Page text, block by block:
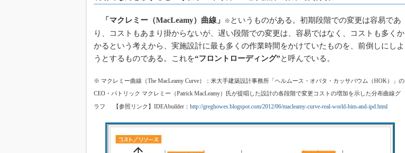
「マクレミー（MacLeamy）曲線」 ※ というものがある。初期段階での変更は容易であ
り、コストもあまり掛からないが、遅い段階での変更は、容易ではなく、コストも多くか
かるという考えから、実施設計に最も多くの作業時間をかけていたものを、前倒しにしよ
うとするものである。これを“フロントローディング”と呼んでいる。
※ マクレミー曲線（The MacLeamy Curve）：米大手建築設計事務所「ヘルムース・オバタ・カッサバウム（HOK）」の
CEO・パトリック マクレミー（Patrick MacLeamy）氏が提唱した設計の各段階で変更コストの増加を示した分布曲線グ
ラフ
【参照リンク】IDEAbuilder： http://greghowes.blogspot.com/2012/06/macleamy-curve-real-world-bim-and-ipd.html